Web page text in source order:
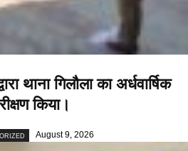
थाना गिलौला का अर्धवार्षिक
किया।
August 9, 2026